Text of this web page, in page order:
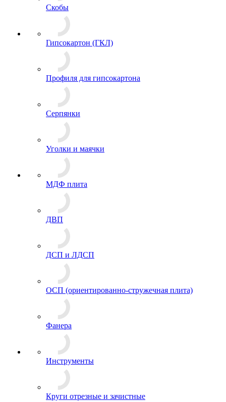
Скобы
Гипсокартон (ГКЛ)
Профиля для гипсокартона
Серпянки
Уголки и маячки
МДФ плита
ДВП
ДСП и ЛДСП
ОСП (ориентированно-стружечная плита)
Фанера
Инструменты
Круги отрезные и зачистные